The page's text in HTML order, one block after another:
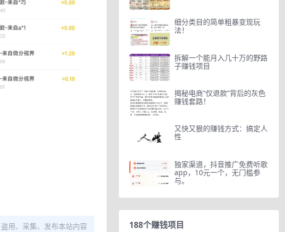
用、采集、发布本站内容
细分类目的简单粗暴变现玩
法！
拆解一个能月入几十万的野路
子赚钱项目
揭秘电商“仅退款”背后的灰色
赚钱套路！
又快又狠的赚钱方式：搞定人
性
独家渠道，抖音推广免费听歌
app，10元一个，无门槛参
与。
188个赚钱项目